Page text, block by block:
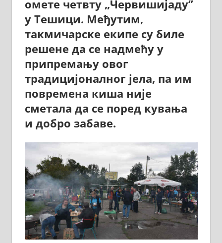
омете четвту „Червишијаду”
у Тешици. Међутим,
такмичарске екипе су биле
решене да се надмећу у
припремању овог
традицијоналног јела, па им
повремена киша није
сметала да се поред кувања
и добро забаве.